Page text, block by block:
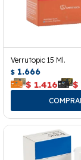
Verrutopic 15 Ml.
$ 1.666
$ 1.416 $